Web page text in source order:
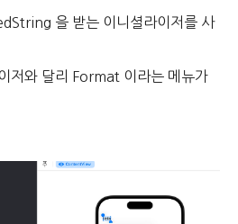
을 받는 이니셜라이저를 사
저와 달리 Format 이라는 메뉴가